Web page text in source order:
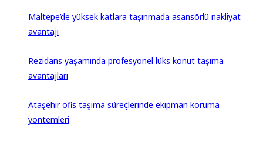
Maltepe’de yüksek katlara taşınmada asansörlü nakliyat
avantajı
Rezidans yaşamında profesyonel lüks konut taşıma
avantajları
Ataşehir ofis taşıma süreçlerinde ekipman koruma
yöntemleri